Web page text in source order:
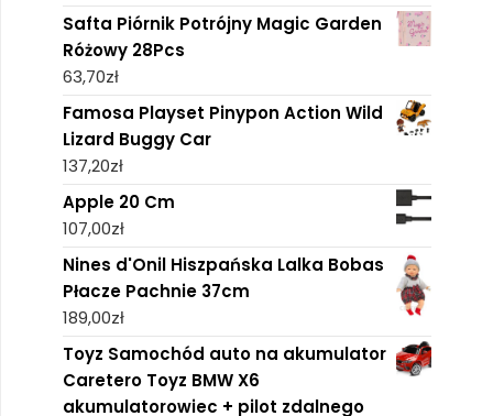
Safta Piórnik Potrójny Magic Garden
Różowy 28Pcs
63,70zł
Famosa Playset Pinypon Action Wild
Lizard Buggy Car
137,20zł
Apple 20 Cm
107,00zł
Nines d'Onil Hiszpańska Lalka Bobas
Płacze Pachnie 37cm
189,00zł
Toyz Samochód auto na akumulator
Caretero Toyz BMW X6
akumulatorowiec + pilot zdalnego